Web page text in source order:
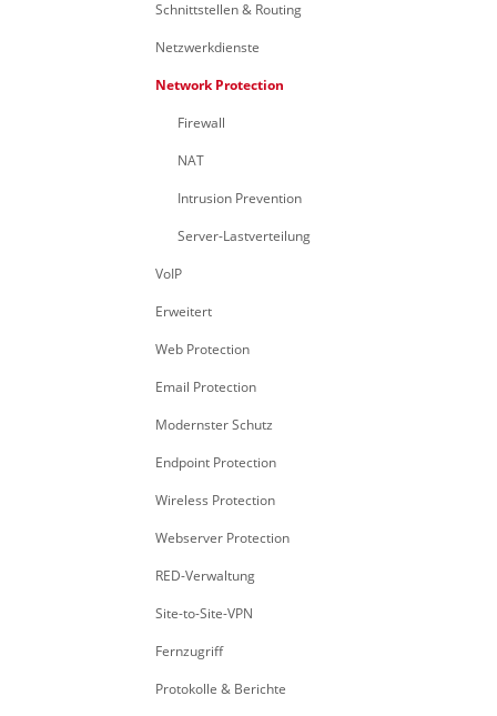
Schnittstellen & Routing
Netzwerkdienste
Network Protection
Firewall
NAT
Intrusion Prevention
Server-Lastverteilung
VoIP
Erweitert
Web Protection
Email Protection
Modernster Schutz
Endpoint Protection
Wireless Protection
Webserver Protection
RED-Verwaltung
Site-to-Site-VPN
Fernzugriff
Protokolle & Berichte